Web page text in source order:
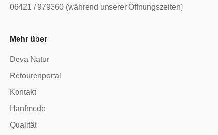
06421 / 979360 (während unserer Öffnungszeiten)
Mehr über
Deva Natur
Retourenportal
Kontakt
Hanfmode
Qualität